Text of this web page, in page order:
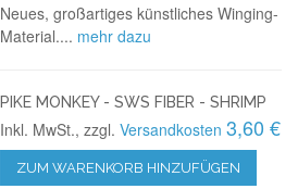
Neues, großartiges künstliches Winging-
Material.... mehr dazu
PIKE MONKEY - SWS FIBER - SHRIMP
Inkl. MwSt., zzgl.Versandkosten 3,60 €
ZUM WARENKORB HINZUFÜGEN